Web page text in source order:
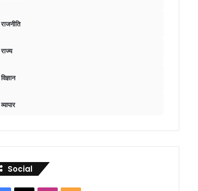
राजनीति
राज्य
विज्ञान
व्यापार
Social